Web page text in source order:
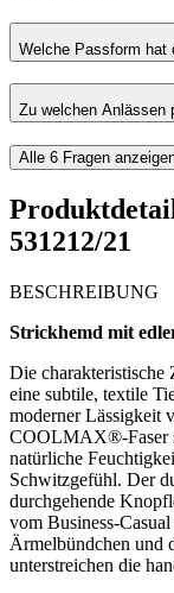
Welche Passform hat
Zu welchen Anlässen
Alle 6 Fragen
531212/21
BESCHREIBUNG
Strickhemd mit
Die charakteristische
eine subtile, textile
moderner Lässigkeit
COOLMAX®-Faser
natürliche
Schwitzgefühl. Der
durchgehende
vom Business-
Ärmelbündchen und
unterstreichen die